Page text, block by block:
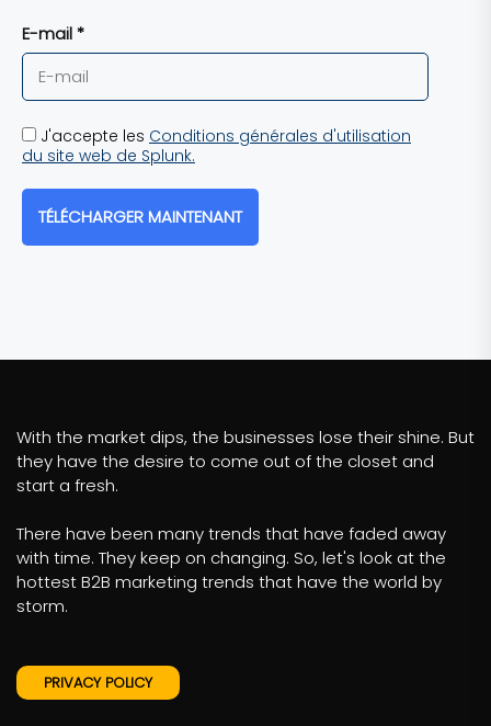
E-mail *
J'accepte les Conditions générales d'utilisation
du site web de Splunk.
TÉLÉCHARGER MAINTENANT
With the market dips, the businesses lose their shine. But
they have the desire to come out of the closet and
start a fresh.
There have been many trends that have faded away
with time. They keep on changing. So, let's look at the
hottest B2B marketing trends that have the world by
storm.
PRIVACY POLICY